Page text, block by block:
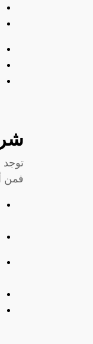
توجد
فمن